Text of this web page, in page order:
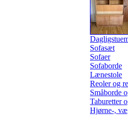
Sofasæt
Sofaer
Sofaborde
Lænestole
Reoler og
Småborde
Taburetter
Hjørne-,